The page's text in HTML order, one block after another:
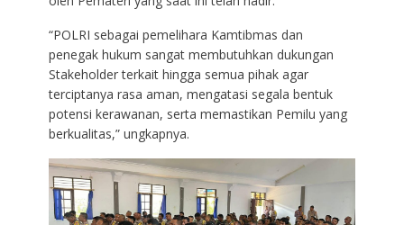
“POLRI sebagai pemelihara Kamtibmas dan
penegak hukum sangat membutuhkan dukungan
Stakeholder terkait hingga semua pihak agar
terciptanya rasa aman, mengatasi segala bentuk
potensi kerawanan, serta memastikan Pemilu yang
berkualitas,” ungkapnya.